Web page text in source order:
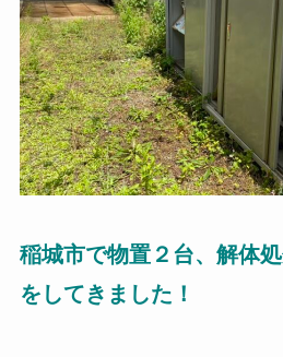
稲城市で物置２台、解体
をしてきました！